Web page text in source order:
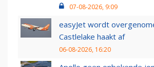
07-08-2026, 9:09
easyJet wordt
Castlelake haakt af
06-08-2026, 16:20